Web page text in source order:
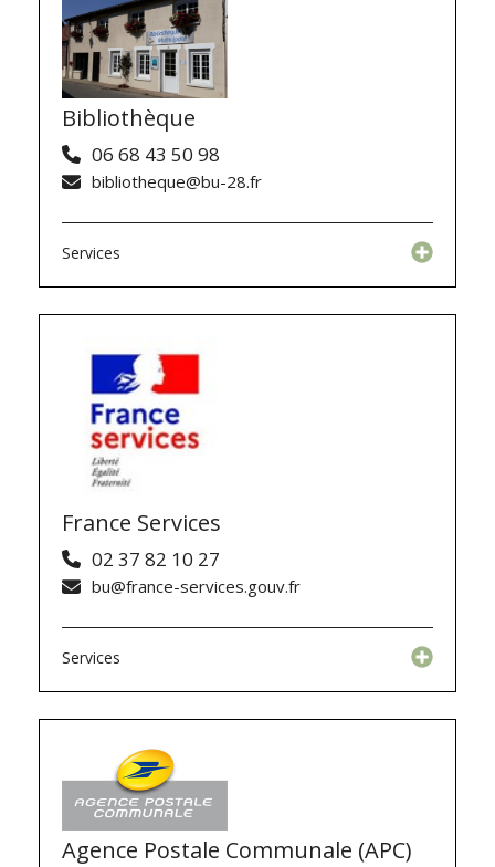
Bibliothèque
06 68 43 50 98
bibliotheque@bu-28.fr
Services
France Services
02 37 82 10 27
bu@france-services.gouv.fr
Services
Agence Postale Communale (APC)